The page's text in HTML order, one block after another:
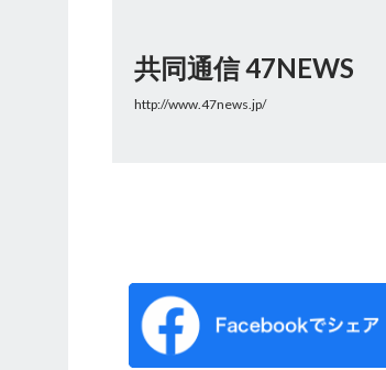
共同通信 47NEWS
http://www.47news.jp/